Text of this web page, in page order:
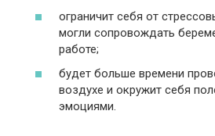
ограничит себя от
могли сопровождать
работе;
будет больше времени
воздухе и окружит себя
эмоциями.